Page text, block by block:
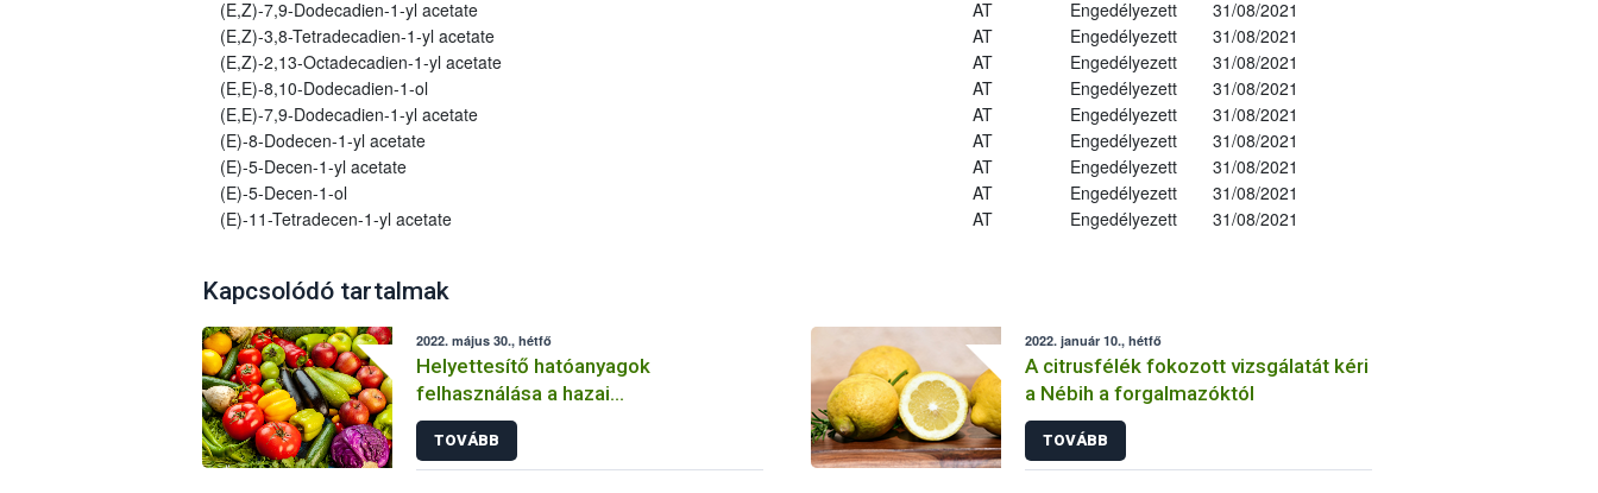
(E,Z)-7,9-Dodecadien-1-yl acetate
AT Engedélyezett
31/08/2021
(E,Z)-3,8-Tetradecadien-1-yl acetate
AT Engedélyezett
31/08/2021
(E,Z)-2,13-Octadecadien-1-yl acetate
AT Engedélyezett
31/08/2021
(E,E)-8,10-Dodecadien-1-ol
AT Engedélyezett
31/08/2021
(E,E)-7,9-Dodecadien-1-yl acetate
AT Engedélyezett
31/08/2021
(E)-8-Dodecen-1-yl acetate
AT Engedélyezett
31/08/2021
(E)-5-Decen-1-yl acetate
AT Engedélyezett
31/08/2021
(E)-5-Decen-1-ol
AT Engedélyezett
31/08/2021
(E)-11-Tetradecen-1-yl acetate
AT Engedélyezett 31/08/2021
Kapcsolódó tartalmak
2022. május 30., hétfő
Helyettesítő hatóanyagok
felhasználása a hazai
növényvédelemben
TOVÁBB
2022. január 10., hétfő
A citrusfélék fokozott vizsgálatát kéri
a Nébih a forgalmazóktól
TOVÁBB